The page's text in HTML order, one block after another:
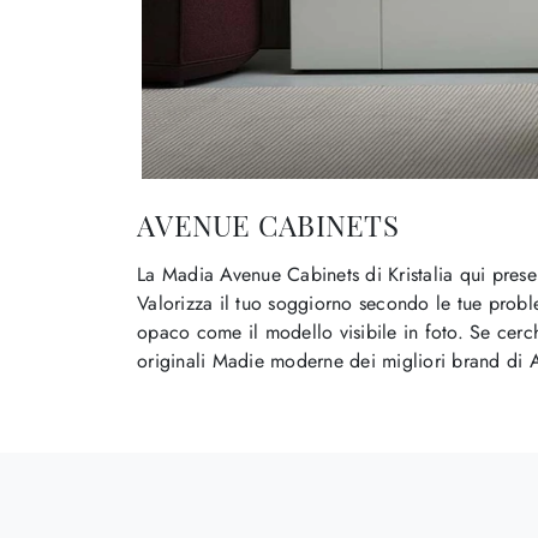
AVENUE CABINETS
La Madia Avenue Cabinets di Kristalia qui
Valorizza il tuo soggiorno secondo le tue
opaco come il modello visibile in foto. Se
originali Madie moderne dei migliori brand di